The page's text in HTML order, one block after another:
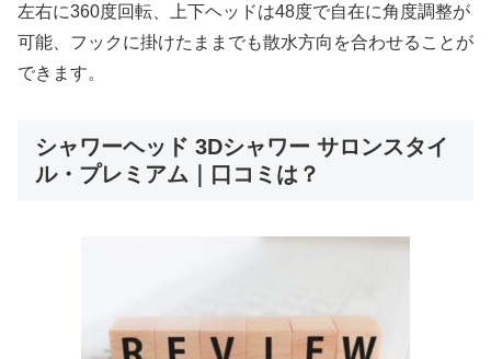
左右に360度回転、上下ヘッドは48度で自在に角度調整が
可能、フックに掛けたままでも散水方向を合わせることが
できます。
シャワーヘッド 3Dシャワー サロンスタイ
ル・プレミアム｜口コミは？